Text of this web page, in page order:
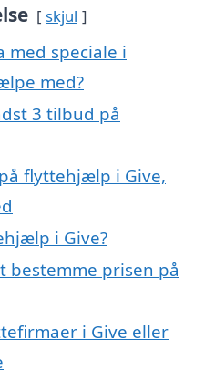
skjul
med speciale i
med?
3 tilbud på
flyttehjælp i Give,
i Give?
bestemme prisen på
i Give eller